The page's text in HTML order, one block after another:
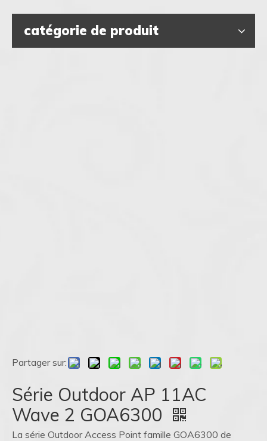
catégorie de produit
Partager sur:
Série Outdoor AP 11AC
Wave 2 GOA6300
La série Outdoor Access Point famille GOA6300 de